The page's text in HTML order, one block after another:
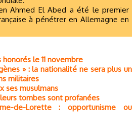
Ahmed El Abed a été le premier
à pénétrer en Allemagne en
le 11 novembre
» : la nationalité ne sera plus un
militaires
ses musulmans
tombes sont profanées
de-Lorette : opportunisme ou